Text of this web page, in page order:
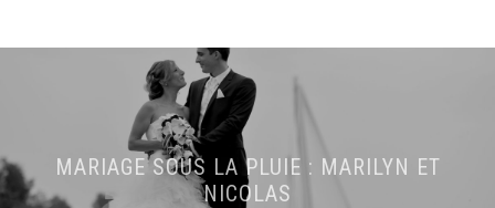
MARIAGE SOUS LA PLUIE : MARILYN ET
NICOLAS